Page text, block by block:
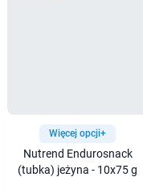
Więcej opcji+
Nutrend Endurosnack
(tubka) jeżyna - 10x75 g